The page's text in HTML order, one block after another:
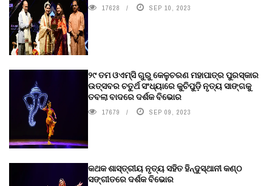
17628 SEP 10, 2023
୨୯ ତମ ଓଏମ୍‌ସି ଗୁରୁ କେଳୁଚରଣ ମହାପାତ୍ର ପୁରସ୍କାର
ଉତ୍ସବର ଚତୁର୍ଥ ସଂଧ୍ୟାରେ କୁଚିପୁଡ଼ି ନୃତ୍ୟ ସାଙ୍ଗକୁ
ତବଲା ବାଦରେ ଦର୍ଶକ ବିଭୋର
17679 SEP 09, 2023
କଥକ ଶାସ୍ତ୍ରୀୟ ନୃତ୍ୟ ସହିତ ହିନ୍ଦୁସ୍ଥାନୀ କଣ୍ଠ
ସଙ୍ଗୀତରେ ଦର୍ଶକ ବିଭୋର